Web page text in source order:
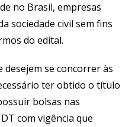
no Brasil, empresas
sociedade civil sem fins
do edital.
desejem se concorrer às
ter obtido o título
bolsas nas
com vigência que